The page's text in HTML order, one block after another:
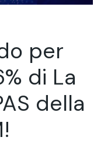
per
di La
della